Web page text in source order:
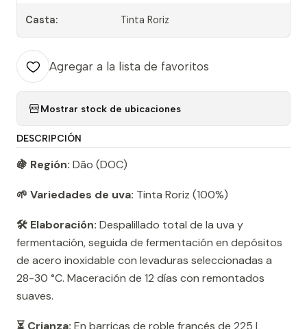
Casta: Tinta Roriz
Agregar a la lista de favoritos
Mostrar stock de ubicaciones
DESCRIPCIÓN
🍇 Región: Dão (DOC)
🌱 Variedades de uva: Tinta Roriz (100%)
🛠️ Elaboración: Despalillado total de la uva y
fermentación, seguida de fermentación en depósitos
de acero inoxidable con levaduras seleccionadas a
28-30 °C. Maceración de 12 días con remontados
suaves.